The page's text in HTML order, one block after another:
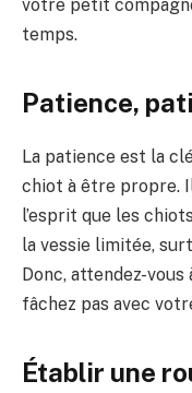
votre petit
temps.
Patience,
La patience est la
chiot à être propre.
l’esprit que les
la vessie limitée,
Donc, attendez-
fâchez pas avec
Établir une